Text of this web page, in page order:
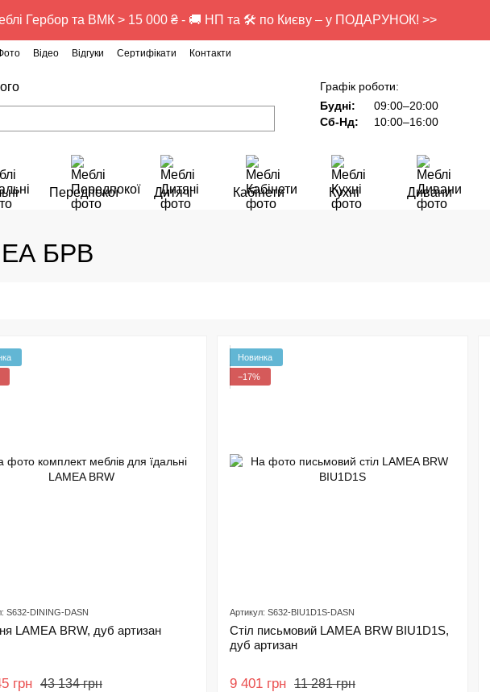
Гербор та ВМК > 15 000 ₴ - 🚚 НП та 🛠️ по Києву – у ПОДАРУНОК! >>
Відео Відгуки Сертифікати Контакти
Графік роботи:
Будні:
09:00–20:00
Сб-Нд:
10:00–16:00
Передпокої Дитячі Кабінети Кухні Дивани
БРВ
S632-DINING-DASN
LAMEA BRW, дуб артизан
43 134 грн
грн
Новинка
−17%
Артикул: S632-BIU1D1S-DASN
Стіл письмовий LAMEA BRW BIU1D1S,
дуб артизан
11 281 грн
9 401 грн